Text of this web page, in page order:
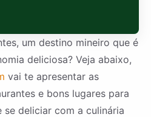
um destino mineiro que é
deliciosa? Veja abaixo,
vai te apresentar as
e bons lugares para
se deliciar com a culinária